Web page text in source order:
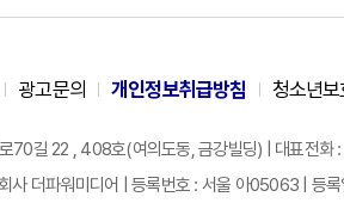
광고문의 개인정보취급방침 청소년
로70길 22 , 408호(여의도동, 금강빌딩) | 대표
사 더파워미디어 | 등록번호 : 서울 아05063 |